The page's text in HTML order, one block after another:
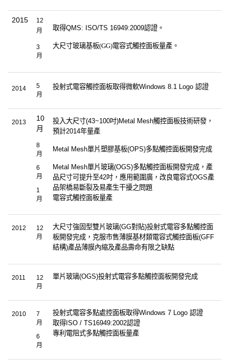
2015
12
月
3
月
取得QMS: ISO/TS 16949:2009認證。
大尺寸玻璃基板(GG)電容式觸控面板量產。
2014
5
月
投射式電容觸控面板取得微軟Windows 8.1 Logo 認證
2013
10
月
8
月
6
月
1
月
投入大尺寸(43~100吋)Metal Mesh觸控面板技術研發，
預計2014年量產
Metal Mesh單片塑膠基板(OPS)多點觸控面板開發完成
Metal Mesh單片玻璃(OGS)多點觸控面板開發完成，產
品尺寸可提升至42吋，應用範圍廣，改良電容式OGS產
品架橋易斷裂及易產生干擾之問題
電容式觸控面板量產
2012
12
月
大尺寸強固型雙片玻璃(GG對貼)投射式電容多點觸控面
板開發完成，克服市售薄膜基材類電容式觸控面板(GFF
結構)產品薄膜內縮及產品壽命有限之缺點
2011
12
月
單片玻璃(OGS)投射式電容多點觸控面板開發完成
2010
7
月
6
月
投射式電容多點處控面板取得Windows 7 Logo 認證
取得 ISO / TS16949:2002認證
專利電阻式多點觸控面板量產